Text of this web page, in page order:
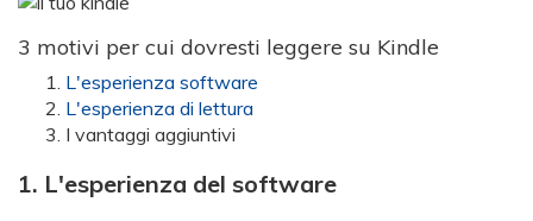
3 motivi per cui dovresti leggere su Kindle
L'esperienza software
L'esperienza di lettura
I vantaggi aggiuntivi
1. L'esperienza del software